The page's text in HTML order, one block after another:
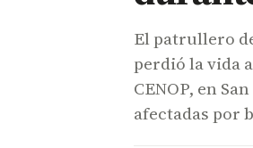
El patrullero
perdió la vida
CENOP, en
afectadas por